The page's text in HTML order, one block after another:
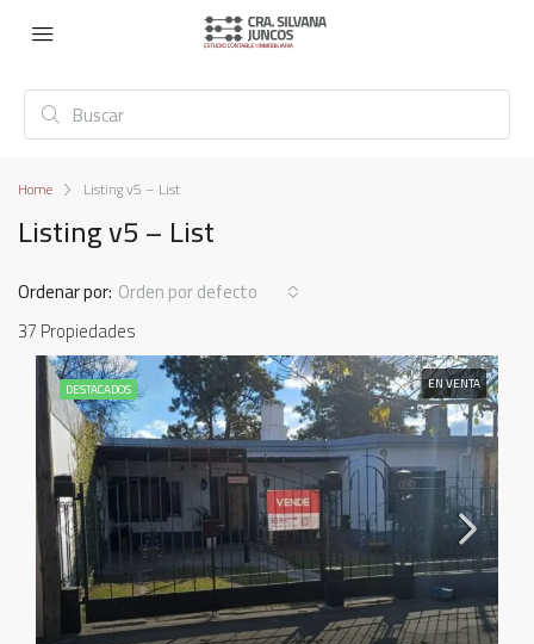
Home Listing v5 – List
Listing v5 – List
37 Propiedades
Ordenar por: Orden por defecto
DESTACADOS EN VENTA